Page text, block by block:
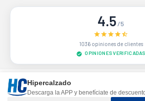
4.5/5
1036 opiniones de clientes
OPINIONES VERIFICADAS
Sitio protegido por reCAPTCHA.
Hipercalzado
Descarga la APP y benefíciate de